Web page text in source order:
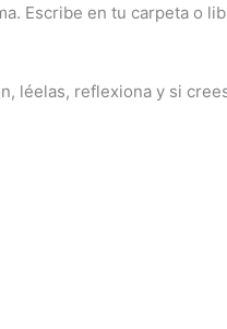
Escribe en tu carpeta o
léelas, reflexiona y si